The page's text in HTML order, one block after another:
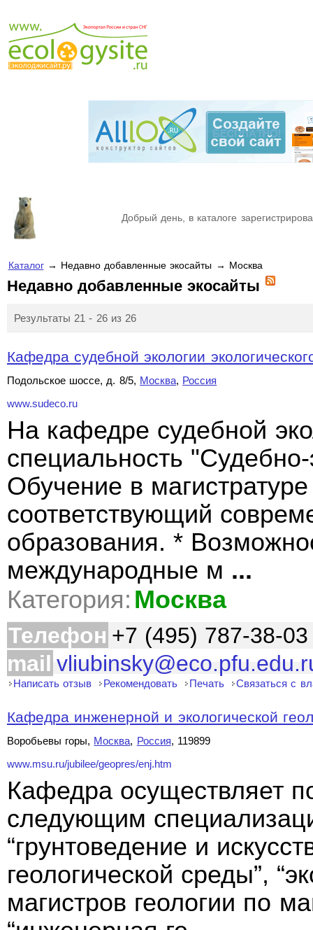
Добрый день, в каталоге
Каталог→ Недавно добавленные экосайты → Москва
Недавно добавленные экосайты
Результаты 21 - 26 из 26
Кафедра судебной экологии
Подольское шоссе, д. 8/5, Москва, Россия
www.sudeco.ru
На кафедре судебной
специальность "Судебно-
Обучение в
соответствующий
образования. *
международные м ...
Категория: Москва
Телефон +7 (495) 787-38-
mail
Написать отзыв Рекомендовать Печать Связаться с
Кафедра инженерной и экологической
Воробьевы горы, Москва, Россия, 119899
www.msu.ru/jubilee/geopres/enj.htm
Кафедра осуществляет
следующим
“грунтоведение и
геологической среды”,
магистров геологии по